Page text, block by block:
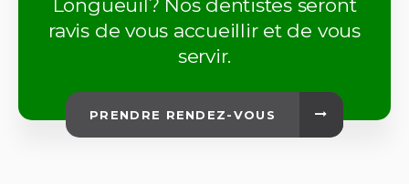
Longueuil? Nos dentistes seront
ravis de vous accueillir et de vous
servir.
PRENDRE RENDEZ-VOUS